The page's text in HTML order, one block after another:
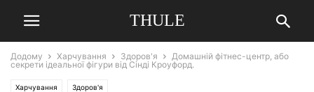
THULE
Додому Харчування Здоров'я
Домашній фітнес-центр, або
секрети ідеальної фігури від Сінді Кроуфорд.
Харчування Здоров'я